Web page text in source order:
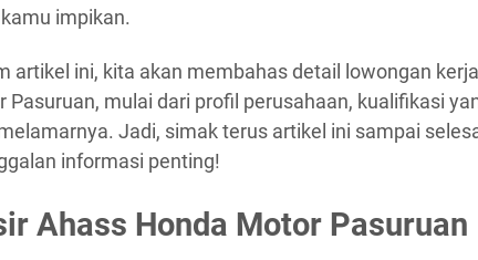
impikan.
artikel ini, kita akan membahas detail lowongan
Pasuruan, mulai dari profil perusahaan, kualifikasi
Jadi, simak terus artikel ini sampai
informasi penting!
Ahass Honda Motor Pasuruan